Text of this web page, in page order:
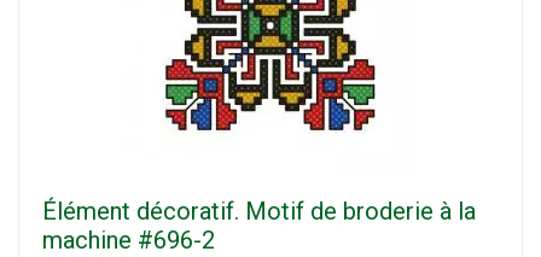
Élément décoratif. Motif de broderie à la
machine #696-2